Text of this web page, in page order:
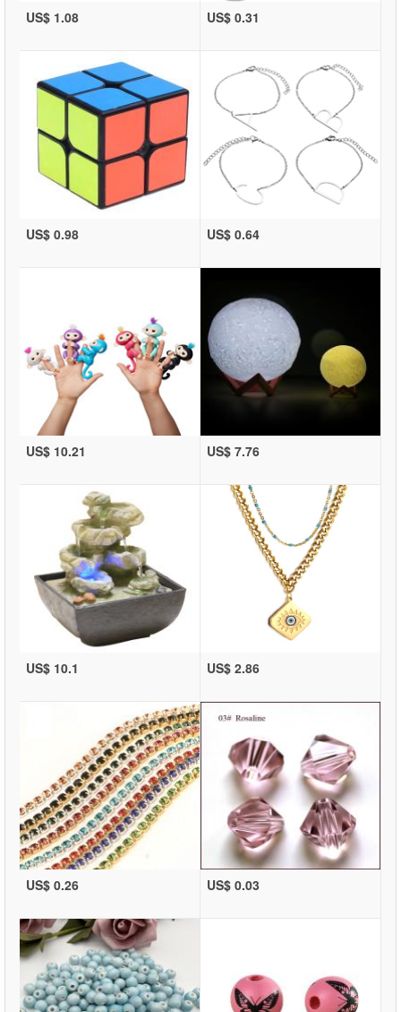
US$ 1.08 US$ 0.31
US$ 0.98 US$ 0.64
US$ 10.21 US$ 7.76
US$ 10.1 US$ 2.86
US$ 0.26 US$ 0.03